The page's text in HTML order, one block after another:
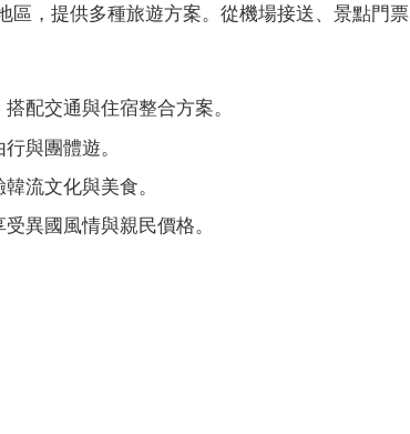
區，提供多種旅遊方案。從機場接送、景點門票
配交通與住宿整合方案。
與團體遊。
流文化與美食。
異國風情與親民價格。